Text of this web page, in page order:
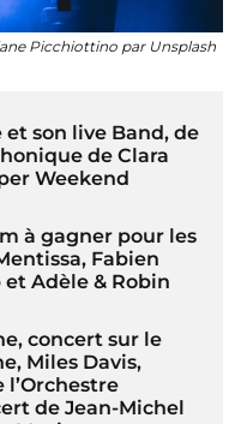
Picchiottino par Unsplash
et son live Band, de
de Clara
Weekend
à gagner pour les
Fabien
Adèle & Robin
concert sur le
Miles Davis,
de Jean-Michel